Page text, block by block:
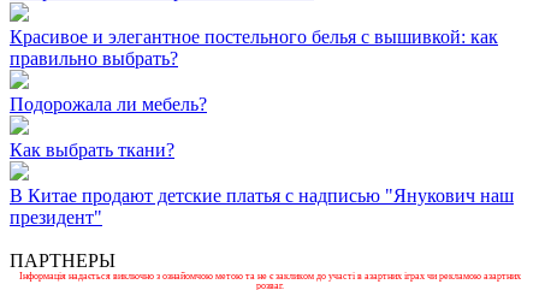
Красивое и элегантное постельного белья с вышивкой: как
правильно выбрать?
Подорожала ли мебель?
Как выбрать ткани?
В Китае продают детские платья с надписью "Янукович наш
президент"
ПАРТНЕРЫ
Інформація надається виключно з ознайомчою метою та не є закликом до участі в азартних іграх чи рекламою азартних
розваг.